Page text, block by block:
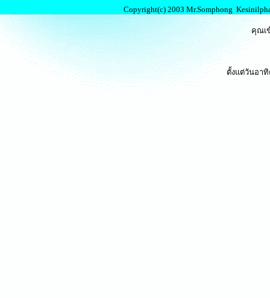
Copyright(c) 2003 Mr.Somphong
คุณเ
ตั้งแต่วันอา